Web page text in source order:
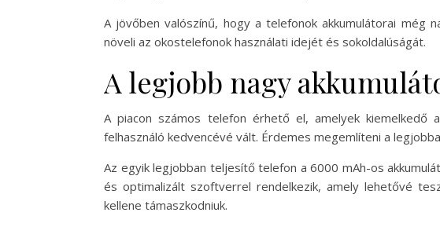
A jövőben valószínű, hogy a telefonok akkumulátorai még
növeli az okostelefonok használati idejét és sokoldalúságát.
A legjobb nagy
A piacon számos telefon érhető el, amelyek kiemelkedő
felhasználó kedvencévé vált. Érdemes megemlíteni a
Az egyik legjobban teljesítő telefon a 6000 mAh-os
és optimalizált szoftverrel rendelkezik, amely lehetővé
kellene támaszkodniuk.